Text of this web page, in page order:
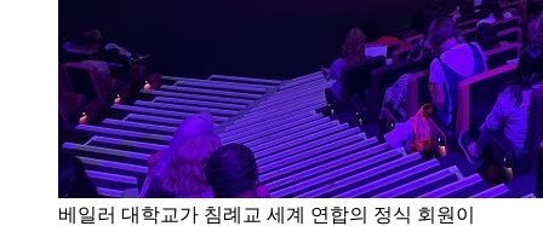
베일러 대학교가 침례교 세계 연합의 정식 회원이